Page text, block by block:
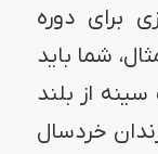
برای دوره
شما باید
سینه از بلند
خردسال